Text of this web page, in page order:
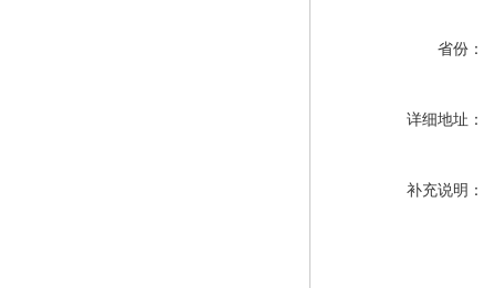
省份：
详细地址：
补充说明：